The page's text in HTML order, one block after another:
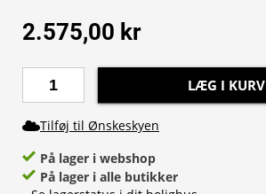
2.575,00 kr
LÆG I KURV
Tilføj til Ønskeskyen
På lager i webshop
På lager i alle butikker